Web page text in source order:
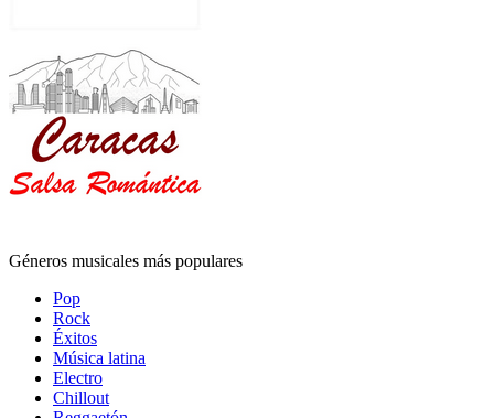
Géneros musicales más populares
Pop
Rock
Éxitos
Música latina
Electro
Chillout